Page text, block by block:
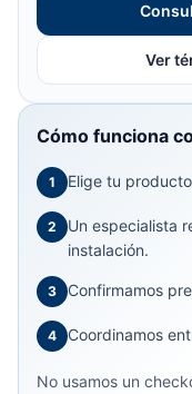
Ver
Cómo funciona
1 Elige tu
2
Un especialista
instalación.
3 Confirmamos
4 Coordinamos
No usamos un